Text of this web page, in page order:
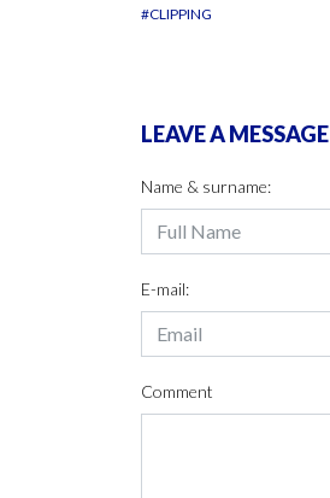
#CLIPPING
LEAVE A MESSAGE
Name & surname:
E-mail:
Comment